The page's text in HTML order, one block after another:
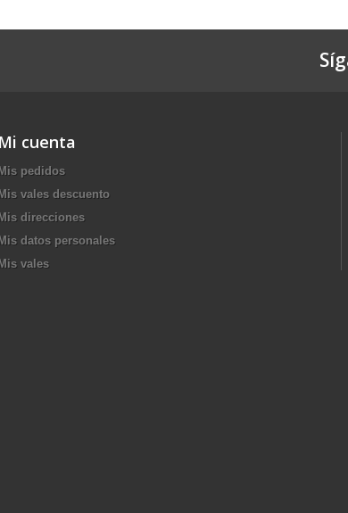
Mi cuenta
Mis pedidos
Mis vales descuento
Mis direcciones
Mis datos personales
Mis vales